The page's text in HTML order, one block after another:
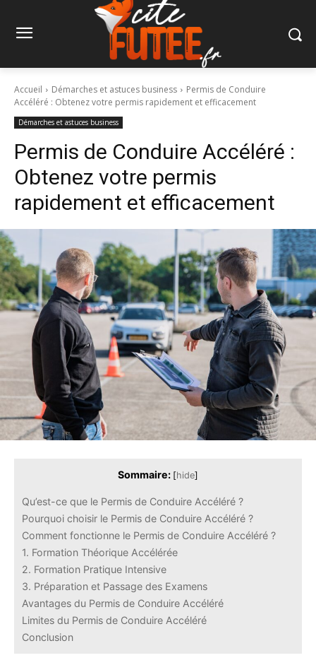
Accueil Démarches et astuces business
Permis de Conduire
Accéléré : Obtenez votre permis rapidement et efficacement
Démarches et astuces business
Permis de Conduire Accéléré :
Obtenez votre permis
rapidement et efficacement
Sommaire: [hide]
Qu’est-ce que le Permis de Conduire Accéléré ?
Pourquoi choisir le Permis de Conduire Accéléré ?
Comment fonctionne le Permis de Conduire Accéléré ?
1. Formation Théorique Accélérée
2. Formation Pratique Intensive
3. Préparation et Passage des Examens
Avantages du Permis de Conduire Accéléré
Limites du Permis de Conduire Accéléré
Conclusion